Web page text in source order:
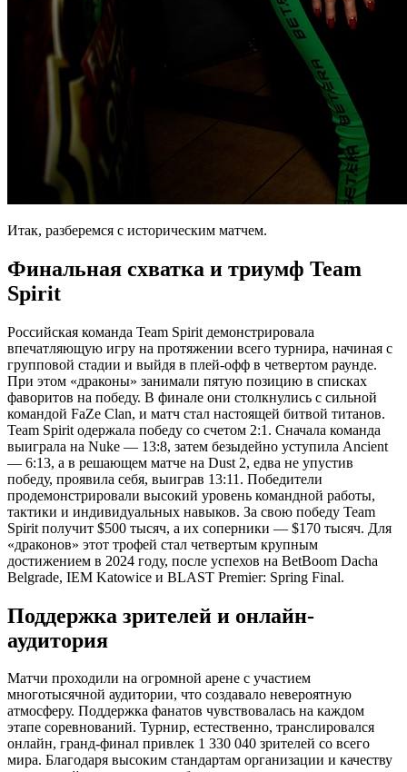
Итак, разберемся с историческим матчем.
Финальная схватка и триумф Team
Spirit
Российская команда Team Spirit демонстрировала
впечатляющую игру на протяжении всего турнира, начиная с
групповой стадии и выйдя в плей-офф в четвертом раунде.
При этом «драконы» занимали пятую позицию в списках
фаворитов на победу. В финале они столкнулись с сильной
командой FaZe Clan, и матч стал настоящей битвой титанов.
Team Spirit одержала победу со счетом 2:1. Сначала команда
выиграла на Nuke — 13:8, затем безыдейно уступила Ancient
— 6:13, а в решающем матче на Dust 2, едва не упустив
победу, проявила себя, выиграв 13:11. Победители
продемонстрировали высокий уровень командной работы,
тактики и индивидуальных навыков. За свою победу Team
Spirit получит $500 тысяч, а их соперники — $170 тысяч. Для
«драконов» этот трофей стал четвертым крупным
достижением в 2024 году, после успехов на BetBoom Dacha
Belgrade, IEM Katowice и BLAST Premier: Spring Final.
Поддержка зрителей и онлайн-
аудитория
Матчи проходили на огромной арене с участием
многотысячной аудитории, что создавало невероятную
атмосферу. Поддержка фанатов чувствовалась на каждом
этапе соревнований. Турнир, естественно, транслировался
онлайн, гранд-финал привлек 1 330 040 зрителей со всего
мира. Благодаря высоким стандартам организации и качеству